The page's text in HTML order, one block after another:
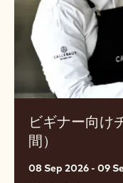
ビギナー向け
間）
08 Sep 2026 - 09
講
（2